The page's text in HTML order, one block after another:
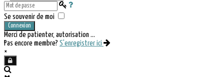
Se souvenir de moi
Connexion
Merci de patienter, autorisation ...
Pas encore membre? S'enregistrer ici
×